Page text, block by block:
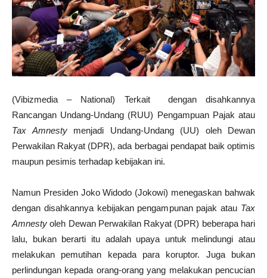
(Vibizmedia – National) Terkait dengan disahkannya
Rancangan Undang-Undang (RUU) Pengampuan Pajak atau
Tax Amnestymenjadi Undang-Undang (UU) oleh Dewan
Perwakilan Rakyat (DPR), ada berbagai pendapat baik optimis
maupun pesimis terhadap kebijakan ini.
Namun Presiden Joko Widodo (Jokowi) menegaskan bahwak
dengan disahkannya kebijakan pengampunan pajak atau Tax
Amnestyoleh Dewan Perwakilan Rakyat (DPR) beberapa hari
lalu, bukan berarti itu adalah upaya untuk melindungi atau
melakukan pemutihan kepada para koruptor. Juga bukan
perlindungan kepada orang-orang yang melakukan pencucian